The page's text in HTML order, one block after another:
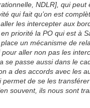
NDLR], qui peut
qui fait qu’on est
les intercepter aux
priorité la PO qui est à
un mécanisme de
aller non pas les
se passe aussi dans le
a des accords avec les
permet de se les
souvent, ils nous sont